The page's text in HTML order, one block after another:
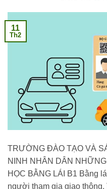
11
Th2
TRƯỜNG ĐÀO TẠO VÀ
NINH NHÂN DÂN
HỌC BẰNG LÁI B1 Bằng
người tham gia giao